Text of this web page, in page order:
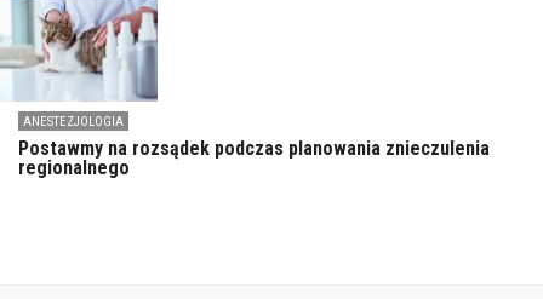
ANESTEZJOLOGIA
Postawmy na rozsądek podczas planowania znieczulenia
regionalnego